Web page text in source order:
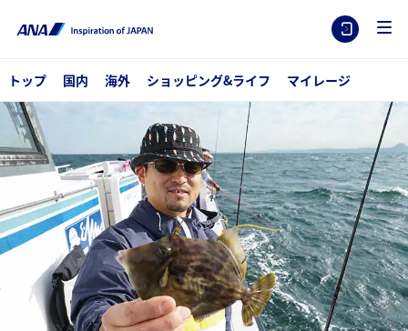
トップ 国内 海外 ショッピング&ライフ マイレージ